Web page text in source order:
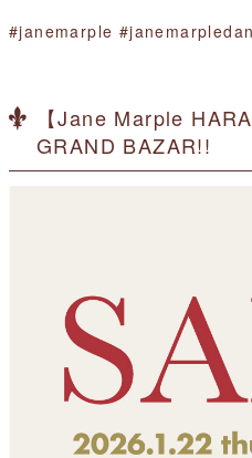
#janemarple
【Jane Marple
GRAND BAZAR!!